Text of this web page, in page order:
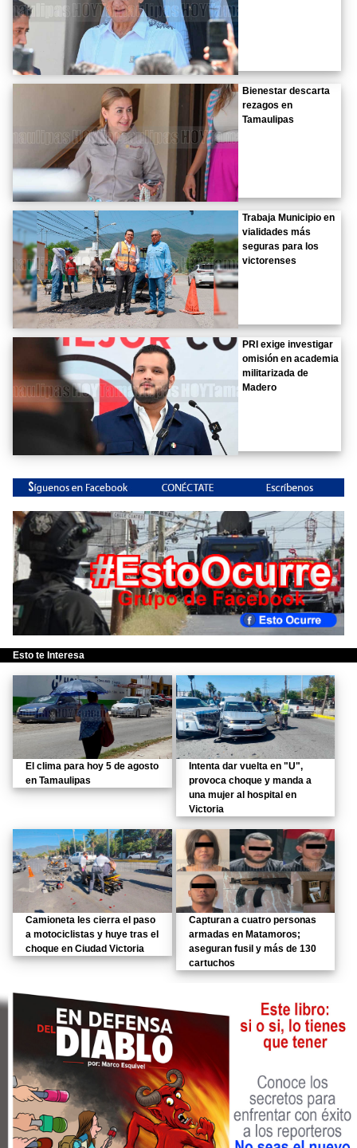
Bienestar descarta
rezagos en
Tamaulipas
Trabaja Municipio en
vialidades más
seguras para los
victorenses
PRI exige investigar
omisión en academia
militarizada de
Madero
Esto te Interesa
El clima para hoy 5 de agosto
en Tamaulipas
Intenta dar vuelta en "U",
provoca choque y manda a
una mujer al hospital en
Victoria
Camioneta les cierra el paso
a motociclistas y huye tras el
choque en Ciudad Victoria
Capturan a cuatro personas
armadas en Matamoros;
aseguran fusil y más de 130
cartuchos